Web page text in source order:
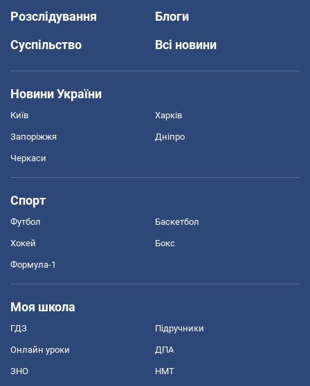
Розслідування
Блоги
Суспільство
Всі новини
Новини України
Київ Харків
Запоріжжя Дніпро
Черкаси
Спорт
Футбол Баскетбол
Хокей Бокс
Формула-1
Моя школа
ГДЗ Підручники
Онлайн уроки ДПА
ЗНО НМТ